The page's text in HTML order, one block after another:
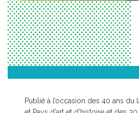
Publié à l’occasion des 40 ans du